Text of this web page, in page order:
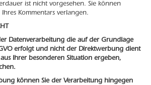
ist nicht vorgesehen. Sie können
Kommentars verlangen.
Datenverarbeitung die auf der Grundlage
erfolgt und nicht der Direktwerbung dient
Ihrer besonderen Situation ergeben,
können Sie der Verarbeitung hingegen